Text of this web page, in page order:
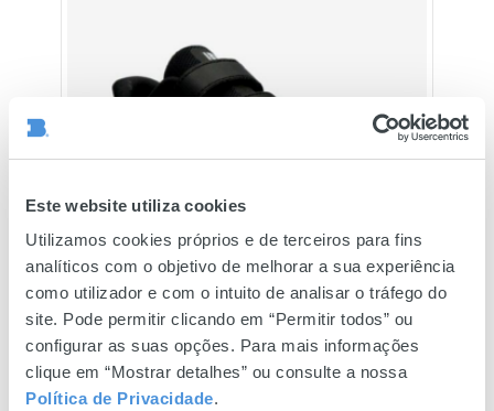
Este website utiliza cookies
Utilizamos cookies próprios e de terceiros para fins
analíticos com o objetivo de melhorar a sua experiência
como utilizador e com o intuito de analisar o tráfego do
site. Pode permitir clicando em “Permitir todos” ou
configurar as suas opções. Para mais informações
clique em “Mostrar detalhes” ou consulte a nossa
Política de Privacidade.